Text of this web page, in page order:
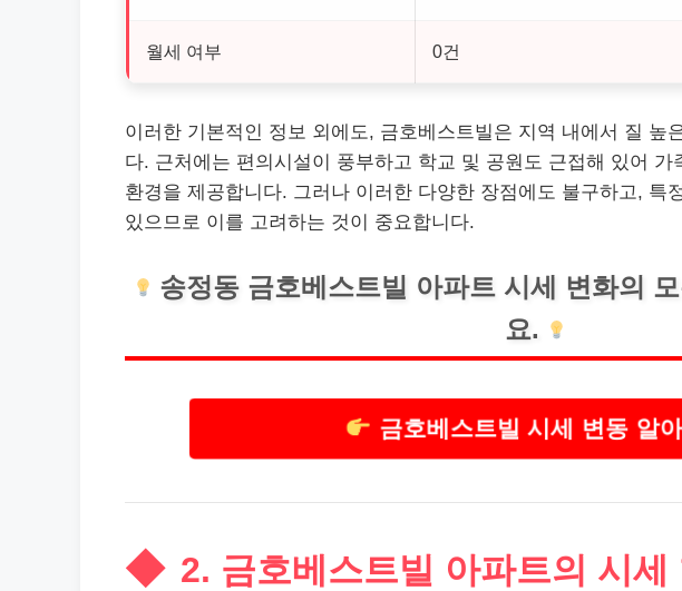
월세 여부 0건
이러한 기본적인 정보 외에도, 금호베스트빌은 지역 내에서 질 높
다. 근처에는 편의시설이 풍부하고 학교 및 공원도 근접해 있어
환경을 제공합니다. 그러나 이러한 다양한 장점에도 불구하고, 특
있으므로 이를 고려하는 것이 중요합니다.
송정동 금호베스트빌 아파트 시세 변화의
요.
금호베스트빌 시세 변동 알아
2. 금호베스트빌 아파트의 시세